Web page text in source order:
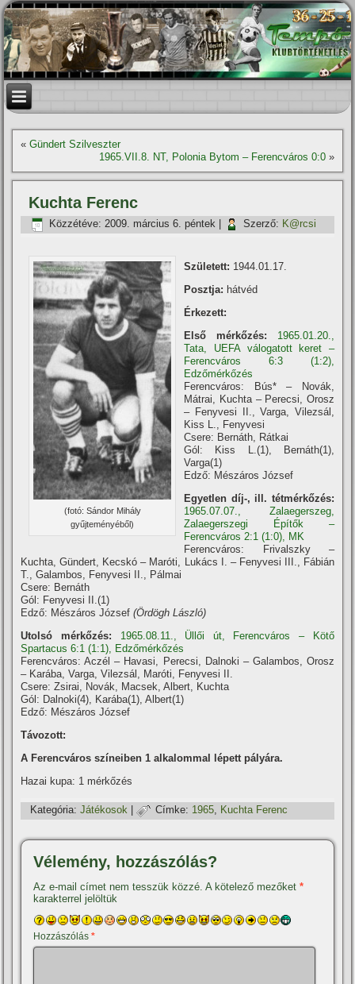
«Gündert Szilveszter
1965.VII.8. NT, Polonia Bytom – Ferencváros 0:0»
Kuchta Ferenc
Közzétéve: 2009. március 6. péntek Szerző: K@rcsi
(fotó: Sándor Mihály
gyűjteményéből)
Született: 1944.01.17.
Posztja: hátvéd
Érkezett:
Első mérkőzés:
1965.01.20.,
Tata, UEFA válogatott keret –
Ferencváros 6:3 (1:2),
Edzőmérkőzés
Ferencváros: Bús* – Novák,
Mátrai, Kuchta – Perecsi, Orosz
– Fenyvesi II., Varga, Vilezsál,
Kiss L., Fenyvesi
Csere: Bernáth, Rátkai
Gól: Kiss L.(1), Bernáth(1),
Varga(1)
Edző: Mészáros József
Egyetlen díj-, ill. tétmérkőzés:
1965.07.07., Zalaegerszeg,
Zalaegerszegi Építők –
Ferencváros 2:1 (1:0), MK
Ferencváros: Frivalszky –
Kuchta, Gündert, Kecskó – Maróti, Lukács I. – Fenyvesi III., Fábián
T., Galambos, Fenyvesi II., Pálmai
Csere: Bernáth
Gól: Fenyvesi II.(1)
Edző: Mészáros József(Ördögh László)
Utolsó mérkőzés:
1965.08.11., Üllői út, Ferencváros – Kötő
Spartacus 6:1 (1:1), Edzőmérkőzés
Ferencváros: Aczél – Havasi, Perecsi, Dalnoki – Galambos, Orosz
– Karába, Varga, Vilezsál, Maróti, Fenyvesi II.
Csere: Zsirai, Novák, Macsek, Albert, Kuchta
Gól: Dalnoki(4), Karába(1), Albert(1)
Edző: Mészáros József
Távozott:
A Ferencváros szí­neiben 1 alkalommal lépett pályára.
Hazai kupa: 1 mérkőzés
Kategória: Játékosok | Címke: 1965, Kuchta Ferenc
Vélemény, hozzászólás?
Az e-mail címet nem tesszük közzé. A kötelező mezőket*
karakterrel jelöltük
Hozzászólás*